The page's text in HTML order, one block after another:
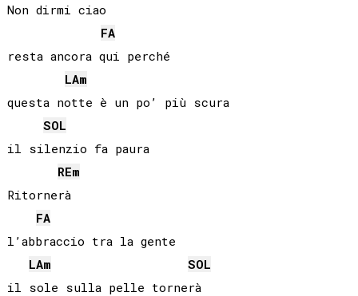
Non dirmi ciao
FA
resta ancora qui perché
LAm
questa notte è un po’ più scura
SOL
il silenzio fa paura
REm
Ritornerà
FA
l’abbraccio tra la gente
LAm
SOL
il sole sulla pelle tornerà